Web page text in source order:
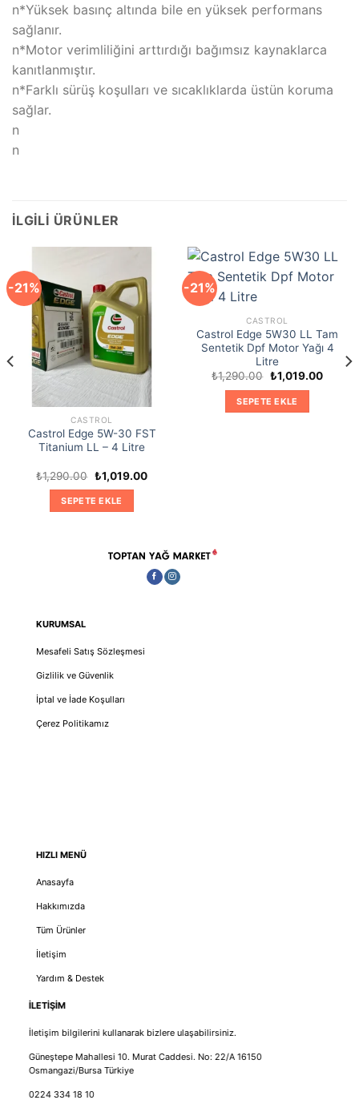
n*Yüksek basınç altında bile en yüksek performans
sağlanır.
n*Motor verimliliğini arttırdığı bağımsız kaynaklarca
kanıtlanmıştır.
n*Farklı sürüş koşulları ve sıcaklıklarda üstün koruma
sağlar.
n
n
İLGILI ÜRÜNLER
-21%
CASTROL
Castrol Edge 5W-30 FST
Titanium LL – 4 Litre
₺1,290.00 Orijinal
fiyat:
₺1,290.00.
₺1,019.00Şu
SEPETE EKLE
-21%
CASTROL
Castrol Edge 5W30 LL Tam
Sentetik Dpf Motor Yağı 4
Litre
₺1,290.00 Orijinal
fiyat:
₺1,290.00.
₺1,019.00Şu
SEPETE EKLE
KURUMSAL
Mesafeli Satış Sözleşmesi
Gizlilik ve Güvenlik
İptal ve İade Koşulları
Çerez Politikamız
HIZLI MENÜ
Anasayfa
Hakkımızda
Tüm Ürünler
İletişim
Yardım & Destek
İLETİŞİM
İletişim bilgilerini kullanarak bizlere ulaşabilirsiniz.
Güneştepe Mahallesi 10. Murat Caddesi. No: 22/A 16150
Osmangazi/Bursa Türkiye
0224 334 18 10